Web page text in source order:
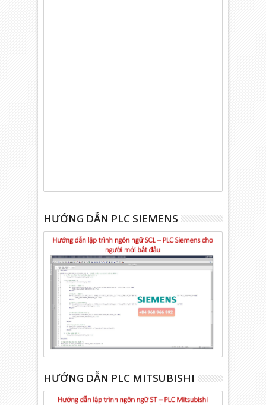
HƯỚNG DẪN PLC SIEMENS
HƯỚNG DẪN PLC MITSUBISHI